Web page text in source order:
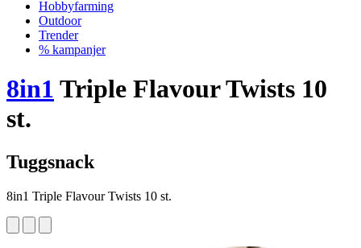
Hobbyfarming
Outdoor
Trender
% kampanjer
8in1 Triple Flavour Twists 10
st.
Tuggsnack
8in1 Triple Flavour Twists 10 st.